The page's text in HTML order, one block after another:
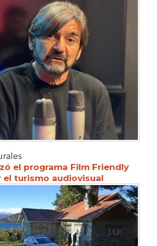
el programa Film Friendly
el turismo audiovisual